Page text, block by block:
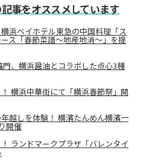
事をオススメしています
ベイホテル東急の中国料理「ス
ス「春節菜譜～地産地消～」を提
、横浜醤油とコラボした点心3種
横浜中華街にて「横浜春節祭」開
越しを体験！ 横濱たんめん横濱一
開催
ランドマークプラザ「バレンタイ